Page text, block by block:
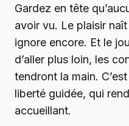
Gardez en tête
avoir vu. Le plaisir
ignore encore. Et le
d’aller plus loin, les
tendront la main.
liberté guidée, qui
accueillant.